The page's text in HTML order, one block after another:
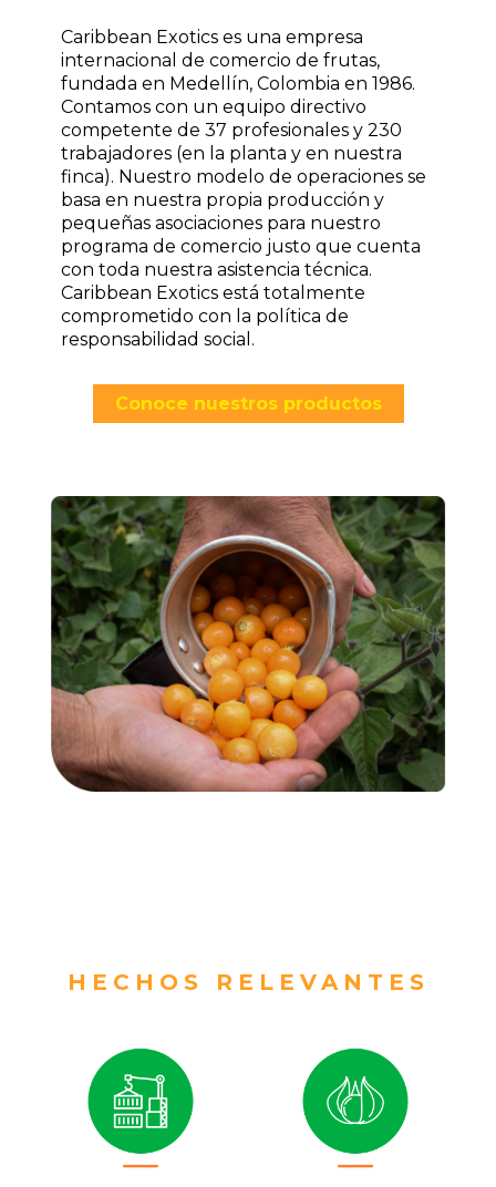
Caribbean Exotics es una empresa
internacional de comercio de frutas,
fundada en Medellín, Colombia en 1986.
Contamos con un equipo directivo
competente de 37 profesionales y 230
trabajadores (en la planta y en nuestra
finca). Nuestro modelo de operaciones se
basa en nuestra propia producción y
pequeñas asociaciones para nuestro
programa de comercio justo que cuenta
con toda nuestra asistencia técnica.
Caribbean Exotics está totalmente
comprometido con la política de
responsabilidad social.
Conoce nuestros productos
HECHOS RELEVANTES